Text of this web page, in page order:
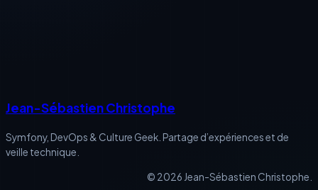
Jean-Sébastien Christophe
Symfony, DevOps & Culture Geek. Partage d’expériences et de
veille technique.
© 2026 Jean-Sébastien Christophe.